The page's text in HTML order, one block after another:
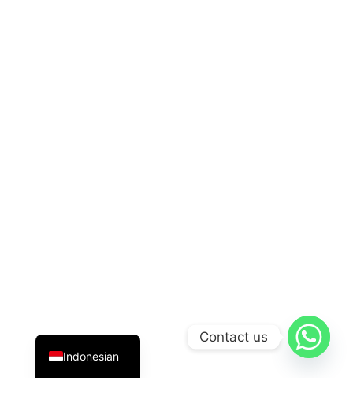
Indonesian
Contact us